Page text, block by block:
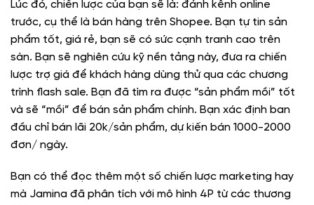
Lúc đó, chiến lược của bạn sẽ là: đánh kênh online
trước, cụ thể là bán hàng trên Shopee. Bạn tự tin sản
phẩm tốt, giá rẻ, bạn sẽ có sức cạnh tranh cao trên
sàn. Bạn sẽ nghiên cứu kỹ nền tảng này, đưa ra chiến
lược trợ giá để khách hàng dùng thử qua các chương
trình flash sale. Bạn đã tìm ra được “sản phẩm mồi” tốt
và sẽ “mồi” để bán sản phẩm chính. Bạn xác định ban
đầu chỉ bán lãi 20k/sản phẩm, dự kiến bán 1000-2000
đơn/ ngày.
Bạn có thể đọc thêm một số chiến lược marketing hay
mà Jamina đã phân tích với mô hình 4P từ các thương